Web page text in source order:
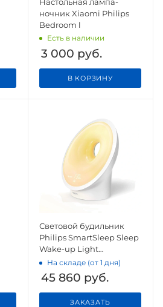
ночник Xiaomi Philips
Bedroom l
Есть в наличии
3 000 руб.
В КОРЗИНУ
Световой будильник
Philips SmartSleep Sleep
Wake-up Light
HF3650/60
На складе (от 1 дня)
45 860 руб.
ЗАКАЗАТЬ